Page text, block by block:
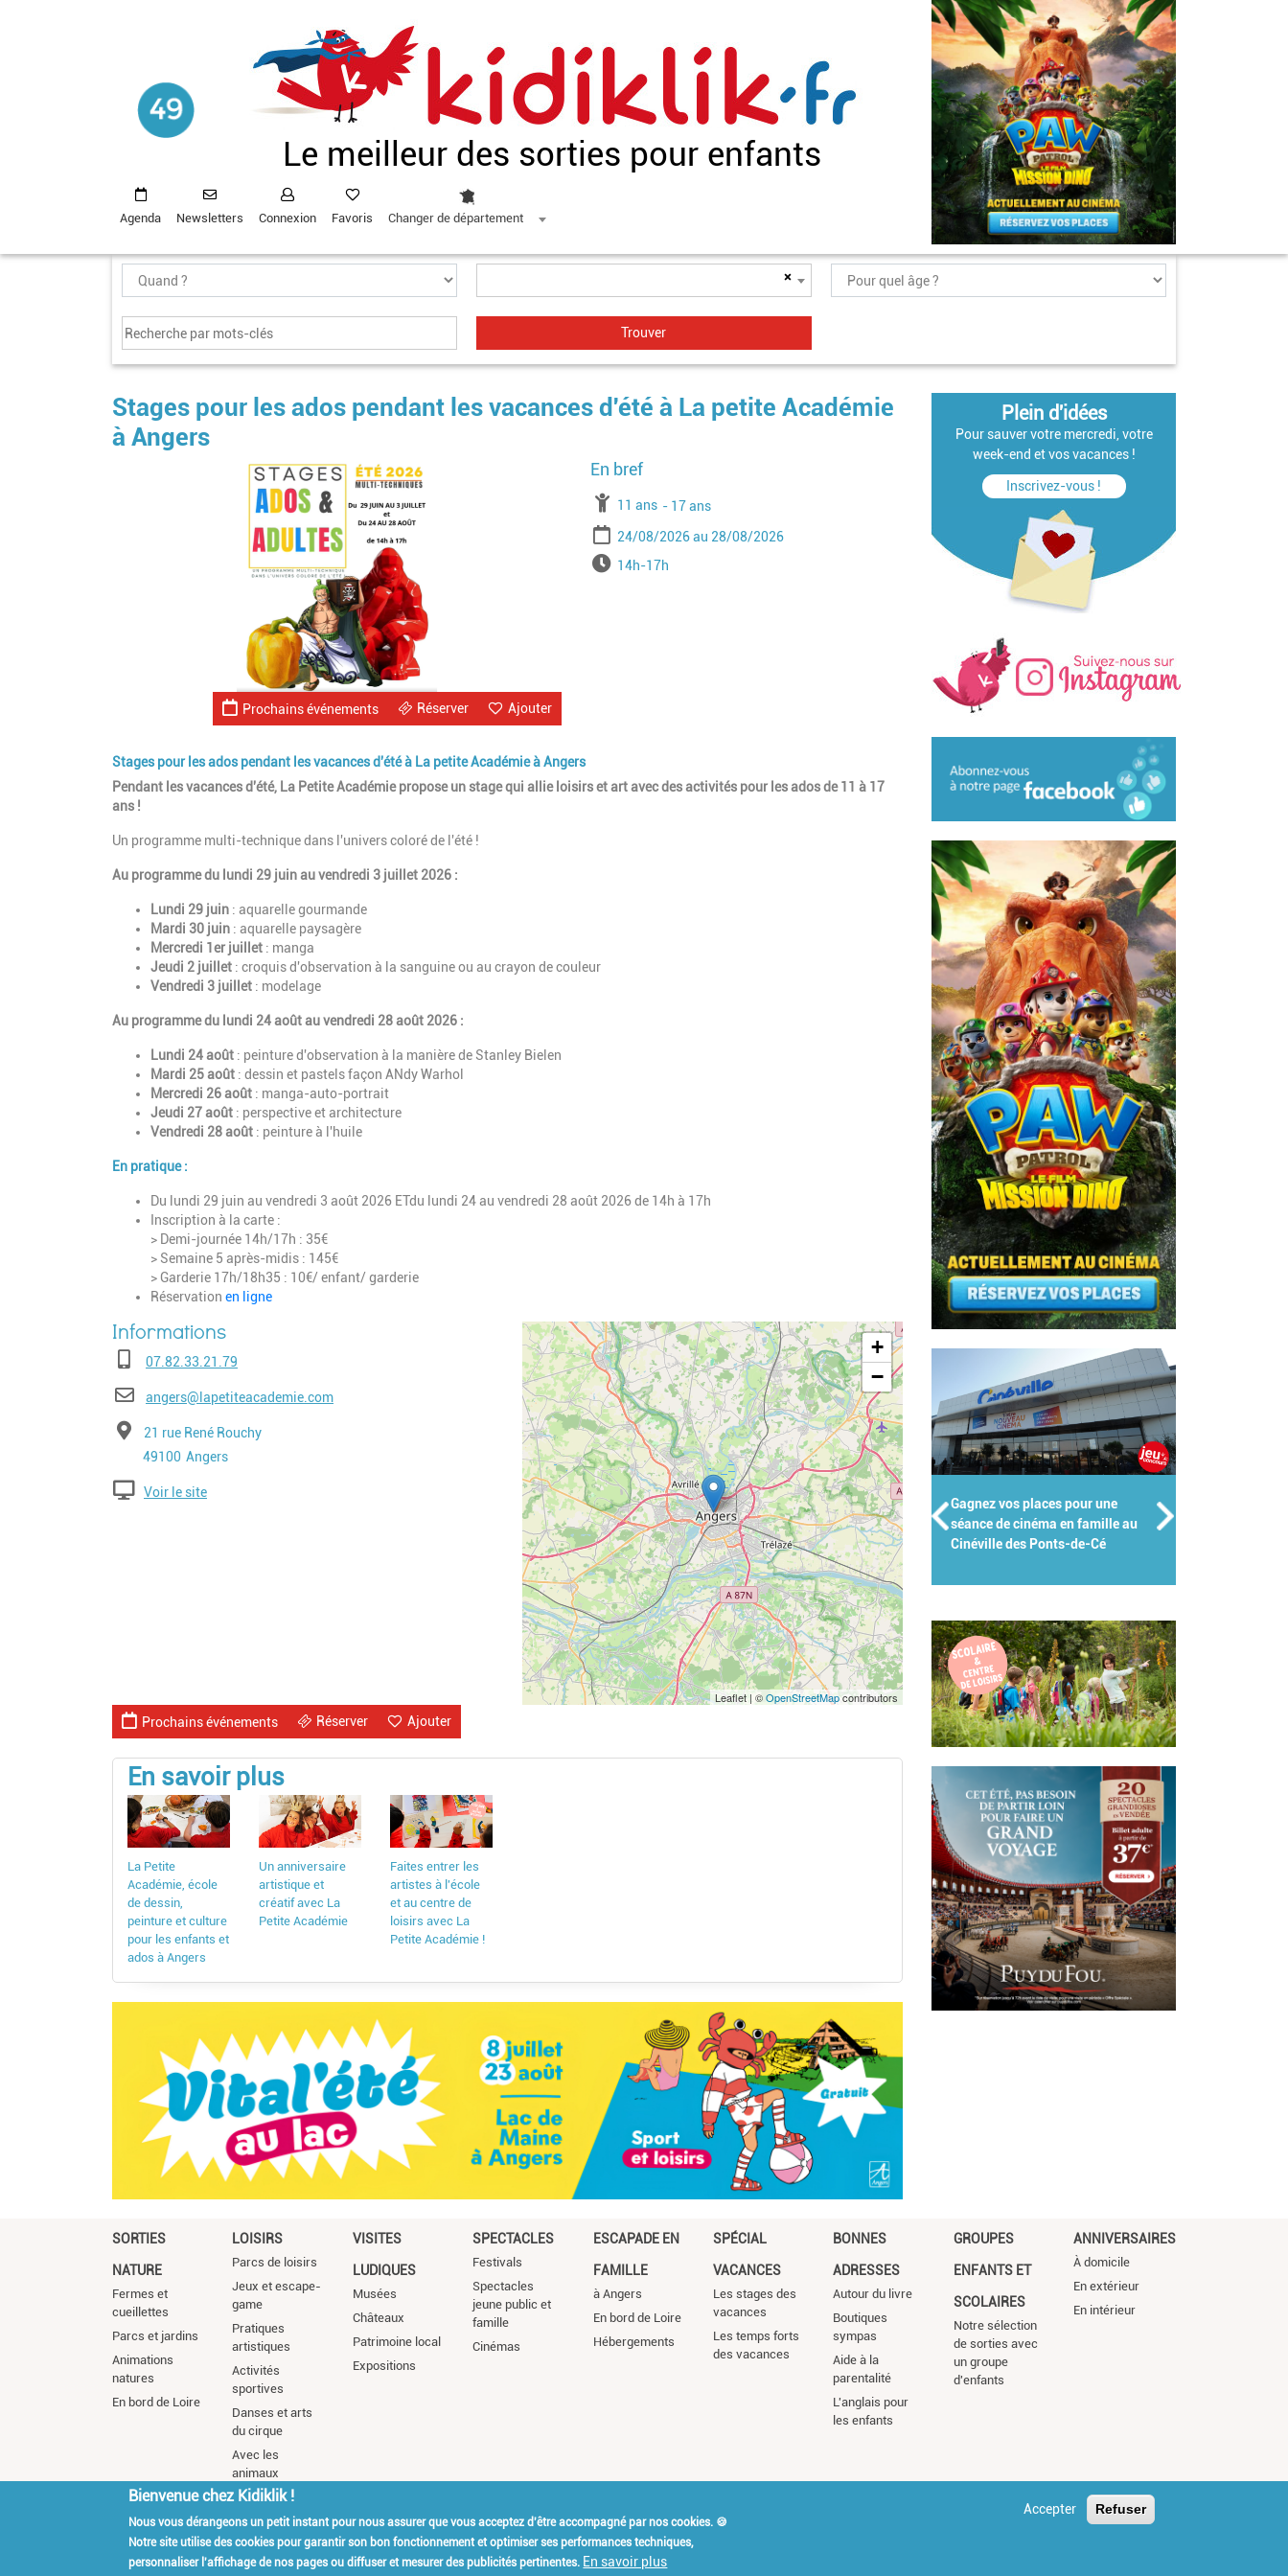
Le meilleur des sorties pour enfants
Agenda Newsletters Connexion Favoris Changer de département
×
Stages pour les ados pendant les vacances d'été à La petite Académie
à Angers
Image
Ajouter
Réserver
Prochains événements
À partir de
11 ans Jusqu'à l'age de
17 ans
Période
Date de début
24/08/2026 Date de fin
28/08/2026
Horaires14h-17h
Stages pour les ados pendant les vacances d'été à La petite Académie à Angers
Pendant les vacances d'été, La Petite Académie propose un stage qui allie loisirs et art avec des activités pour les ados de 11 à 17
ans !
Un programme multi-technique dans l'univers coloré de l'été !
Au programme du lundi 29 juin au vendredi 3 juillet 2026 :
Lundi 29 juin : aquarelle gourmande
Mardi 30 juin : aquarelle paysagère
Mercredi 1er juillet : manga
Jeudi 2 juillet : croquis d'observation à la sanguine ou au crayon de couleur
Vendredi 3 juillet : modelage
Au programme du lundi 24 août au vendredi 28 août 2026 :
Lundi 24 août : peinture d'observation à la manière de Stanley Bielen
Mardi 25 août : dessin et pastels façon ANdy Warhol
Mercredi 26 août : manga-auto-portrait
Jeudi 27 août : perspective et architecture
Vendredi 28 août : peinture à l'huile
En pratique :
Du lundi 29 juin au vendredi 3 août 2026 ETdu lundi 24 au vendredi 28 août 2026 de 14h à 17h
Inscription à la carte :
> Demi-journée 14h/17h : 35€
> Semaine 5 après-midis : 145€
> Garderie 17h/18h35 : 10€/ enfant/ garderie
Réservation en ligne
Téléphone07.82.33.21.79
E-mailangers@lapetiteacademie.com
Adresse21 rue René Rouchy
Code postal
49100 Ville
Angers
Voir le site
Geolocalisation
+
−
Leaflet | ©OpenStreetMapcontributors
Ajouter
Réserver
Prochains événements
En savoir plus
La Petite
Académie, école
de dessin,
peinture et culture
pour les enfants et
ados à Angers
Un anniversaire
artistique et
créatif avec La
Petite Académie
Faites entrer les
artistes à l'école
et au centre de
loisirs avec La
Petite Académie !
Plein d'idées
Pour sauver votre mercredi, votre
week-end et vos vacances !
Inscrivez-vous !
Gagnez vos places pour une
séance de cinéma en famille au
Cinéville des Ponts-de-Cé
Groupes scolaires, centres de
loisirs, crèches : Kidiklik met son
expertise au service des pros de
SORTIES
NATURE
Fermes et
cueillettes
Parcs et jardins
Animations
natures
En bord de Loire
LOISIRS
Parcs de loisirs
Jeux et escape-
game
Pratiques
artistiques
Activités
sportives
Danses et arts
du cirque
Avec les
animaux
VISITES
LUDIQUES
Musées
Châteaux
Patrimoine local
Expositions
SPECTACLES
Festivals
Spectacles
jeune public et
famille
Cinémas
ESCAPADE EN
FAMILLE
à Angers
En bord de Loire
Hébergements
SPÉCIAL
VACANCES
Les stages des
vacances
Les temps forts
des vacances
BONNES
ADRESSES
Autour du livre
Boutiques
sympas
Aide à la
parentalité
L'anglais pour
les enfants
GROUPES
ENFANTS ET
SCOLAIRES
Notre sélection
de sorties avec
un groupe
d'enfants
ANNIVERSAIRES
À domicile
En extérieur
En intérieur
Kidiklik Recrute Qui est Kidiklik ? Contact
Bienvenue chez Kidiklik !
Nous vous dérangeons un petit instant pour nous assurer que vous acceptez d'être accompagné par nos cookies. 🍪
Notre site utilise des cookies pour garantir son bon fonctionnement et optimiser ses performances techniques,
personnaliser l'affichage de nos pages ou diffuser et mesurer des publicités pertinentes. En savoir plus
Accepter Refuser